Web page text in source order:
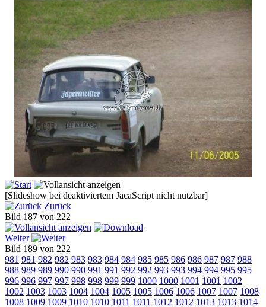
[Slideshow bei deaktiviertem JacaScript nicht nutzbar]
Zurück
Bild 187 von 222
Weiter
Bild 189 von 222
981 981 982 982 983 983 984 984 985 985 986 986 987 987 988
988 989 989 990 990 991 991 992 992 993 993 994 994 995 995
996 996 997 997 998 998 999 999 1000 1000 1001 1001 1002
1002 1003 1003 1004 1004 1005 1005 1006 1006 1007 1007 1008
1008 1009 1009 1010 1010 1011 1011 1012 1012 1013 1013 1014